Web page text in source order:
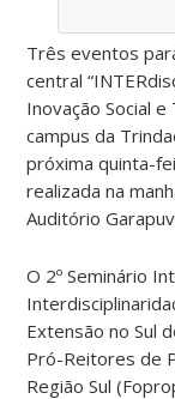
Três eventos
central
Inovação Social
campus da
próxima quinta-
realizada na
Auditório
O 2º Seminário
Extensão no Sul
Pró-Reitores de
Região Sul